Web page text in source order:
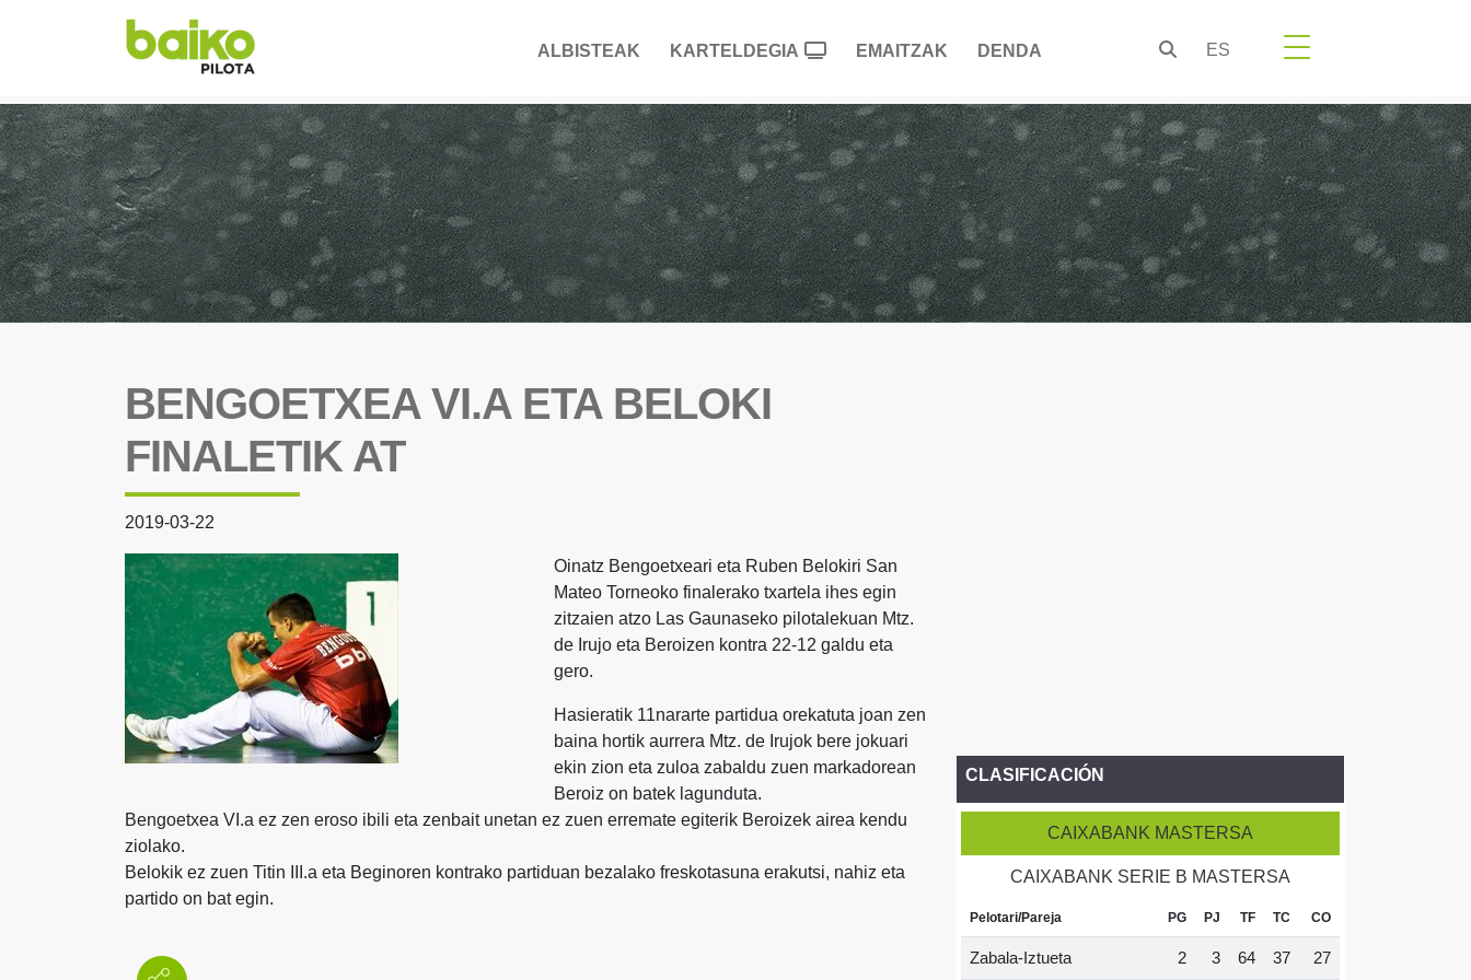
ALBISTEAK KARTELDEGIA EMAITZAK DENDA ES
BENGOETXEA VI.A ETA BELOKI
FINALETIK AT
2019-03-22
Oinatz Bengoetxeari eta Ruben Belokiri San
Mateo Torneoko finalerako txartela ihes egin
zitzaien atzo Las Gaunaseko pilotalekuan Mtz.
de Irujo eta Beroizen kontra 22-12 galdu eta
gero.
Hasieratik 11nararte partidua orekatuta joan zen
baina hortik aurrera Mtz. de Irujok bere jokuari
ekin zion eta zuloa zabaldu zuen markadorean
Beroiz on batek lagunduta.
Bengoetxea VI.a ez zen eroso ibili eta zenbait unetan ez zuen erremate egiterik Beroizek airea kendu
ziolako.
Belokik ez zuen Titin III.a eta Beginoren kontrako partiduan bezalako freskotasuna erakutsi, nahiz eta
partido on bat egin.
CLASIFICACIÓN
CAIXABANK MASTERSA
CAIXABANK SERIE B MASTERSA
Pelotari/Pareja PG PJ TF TC CO
Zabala-Iztueta 2 3 64 37 27